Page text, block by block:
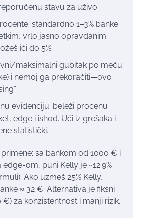
stavu za uživo.
standardno 1–3% banke
vrlo jasno opravdanim
ići do 5%.
maksimalni gubitak po meču
i nemoj ga prekoračiti—ovo
evidenciju: beleži procenu
edge i ishod. Uči iz grešaka i
statistički.
sa bankom od 1000 € i
om, puni Kelly je ~12.9%
Ako uzmeš 25% Kelly,
≈ 32 €. Alternativa je fiksni
€) za konzistentnost i manji rizik.